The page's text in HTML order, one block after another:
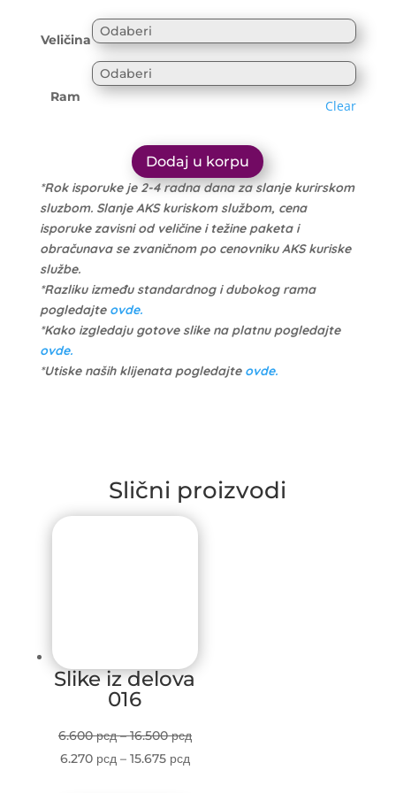
through
17.000 рсд
3.515 рсд
through
16.150 рсд
Veličina
Ram
Clear
Dodaj u korpu
*Rok isporuke je 2-4 radna dana za slanje kurirskom
sluzbom. Slanje AKS kuriskom službom, cena
isporuke zavisni od veličine i težine paketa i
obračunava se zvaničnom po cenovniku AKS kuriske
službe.
*Razliku između standardnog i dubokog rama
pogledajte ovde.
*Kako izgledaju gotove slike na platnu pogledajte
ovde.
*Utiske naših klijenata pogledajte ovde.
Slični proizvodi
Slike iz delova
016
6.600рсд – 16.500рсдPrice
6.270 рсд – 15.675 рсдPrice